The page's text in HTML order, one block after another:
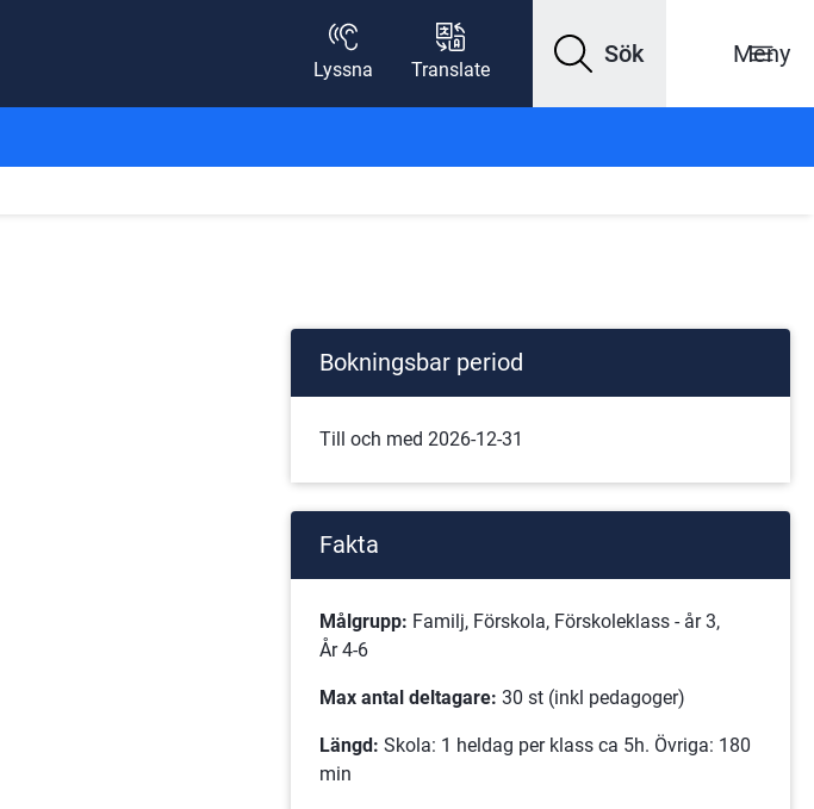
Lyssna Translate
Sök Meny
Bokningsbar period
Till och med 2026-12-31
Fakta
Målgrupp: Familj, Förskola, Förskoleklass - år 3,
År 4-6
Max antal deltagare: 30 st (inkl pedagoger)
Längd: Skola: 1 heldag per klass ca 5h. Övriga: 180
min